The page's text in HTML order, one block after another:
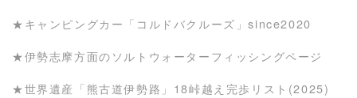
★キャンピングカー「コルドバクルーズ」since2020
★伊勢志摩方面のソルトウォーターフィッシングページ
★世界遺産「熊古道伊勢路」18峠越え完歩リスト(2025)